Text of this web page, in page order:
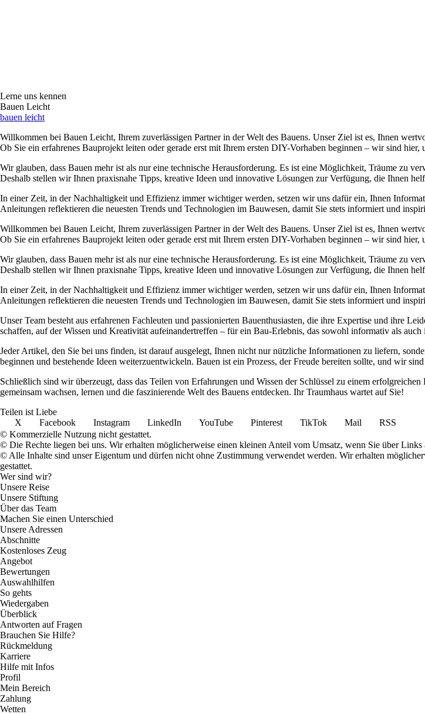
Lerne uns kennen
Bauen Leicht
bauen leicht
Willkommen bei Bauen Leicht, Ihrem zuverlässigen Partner in der Welt des Bauens. Unser Ziel ist es, Ihnen
Ob Sie ein erfahrenes Bauprojekt leiten oder gerade erst mit Ihrem ersten DIY-Vorhaben beginnen – wir sind hier,
Wir glauben, dass Bauen mehr ist als nur eine technische Herausforderung. Es ist eine Möglichkeit, Träume zu
Deshalb stellen wir Ihnen praxisnahe Tipps, kreative Ideen und innovative Lösungen zur Verfügung, die Ihnen
In einer Zeit, in der Nachhaltigkeit und Effizienz immer wichtiger werden, setzen wir uns dafür ein, Ihnen
Anleitungen reflektieren die neuesten Trends und Technologien im Bauwesen, damit Sie stets informiert und
Willkommen bei Bauen Leicht, Ihrem zuverlässigen Partner in der Welt des Bauens. Unser Ziel ist es, Ihnen
Ob Sie ein erfahrenes Bauprojekt leiten oder gerade erst mit Ihrem ersten DIY-Vorhaben beginnen – wir sind hier,
Wir glauben, dass Bauen mehr ist als nur eine technische Herausforderung. Es ist eine Möglichkeit, Träume zu
Deshalb stellen wir Ihnen praxisnahe Tipps, kreative Ideen und innovative Lösungen zur Verfügung, die Ihnen
In einer Zeit, in der Nachhaltigkeit und Effizienz immer wichtiger werden, setzen wir uns dafür ein, Ihnen
Anleitungen reflektieren die neuesten Trends und Technologien im Bauwesen, damit Sie stets informiert und
Unser Team besteht aus erfahrenen Fachleuten und passionierten Bauenthusiasten, die ihre Expertise und ihre
schaffen, auf der Wissen und Kreativität aufeinandertreffen – für ein Bau-Erlebnis, das sowohl informativ als auch
Jeder Artikel, den Sie bei uns finden, ist darauf ausgelegt, Ihnen nicht nur nützliche Informationen zu liefern,
beginnen und bestehende Ideen weiterzuentwickeln. Bauen ist ein Prozess, der Freude bereiten sollte, und wir
Schließlich sind wir überzeugt, dass das Teilen von Erfahrungen und Wissen der Schlüssel zu einem
gemeinsam wachsen, lernen und die faszinierende Welt des Bauens entdecken. Ihr Traumhaus wartet auf Sie!
Teilen ist Liebe
X
Facebook Instagram LinkedIn YouTube Pinterest TikTok Mail
RSS
© Kommerzielle Nutzung nicht gestattet.
© Die Rechte liegen bei uns. Wir erhalten möglicherweise einen kleinen Anteil vom Umsatz, wenn Sie über Links
© Alle Inhalte sind unser Eigentum und dürfen nicht ohne Zustimmung verwendet werden. Wir erhalten
gestattet.
Wer sind wir?
Unsere Reise
Unsere Stiftung
Über das Team
Machen Sie einen Unterschied
Unsere Adressen
Abschnitte
Kostenloses Zeug
Angebot
Bewertungen
Auswahlhilfen
So gehts
Wiedergaben
Überblick
Antworten auf Fragen
Brauchen Sie Hilfe?
Rückmeldung
Karriere
Hilfe mit Infos
Profil
Mein Bereich
Zahlung
Wetten